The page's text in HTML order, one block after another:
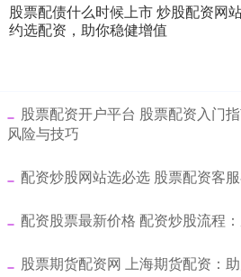
股票配债什么时候上市 炒股配资网
约选配资，助你稳健增值
股票配资开户平台 股票配资入门
风险与技巧
配资炒股网站选必选 股票配资客
配资股票最新价格 配资炒股流程
股票期货配资网 上海期货配资：